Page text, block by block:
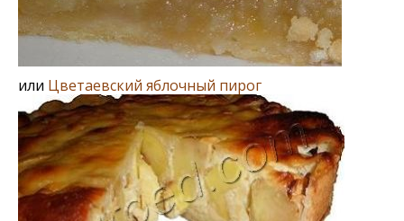
или Цветаевский яблочный пирог